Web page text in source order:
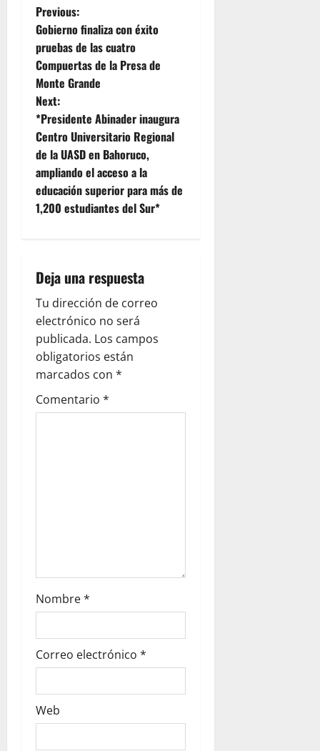
P
o
s
t
n
a
v
a
t
i
o
n
Previous:
Gobierno finaliza con éxito
pruebas de las cuatro
Compuertas de la Presa de
Monte Grande
Next:
*Presidente Abinader inaugura
Centro Universitario Regional
de la UASD en Bahoruco,
ampliando el acceso a la
educación superior para más de
1,200 estudiantes del Sur*
Deja una respuesta
Tu dirección de correo
electrónico no será
publicada. Los campos
obligatorios están
marcados con *
Comentario *
Nombre*
Correo electrónico *
Web